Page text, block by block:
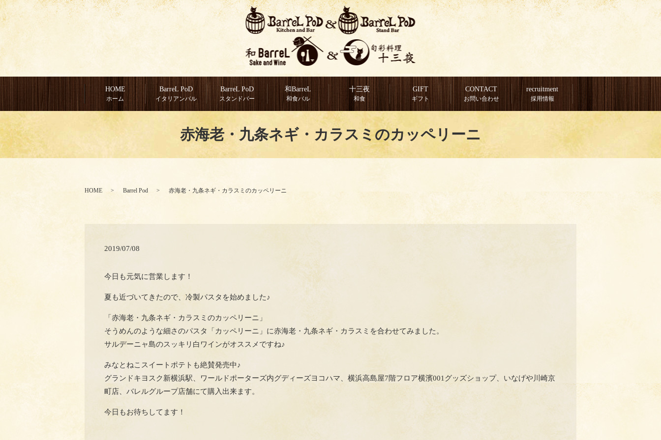
HOME
ホーム
BarreL PoD
イタリアンバル
BarreL PoD
スタンドバー
和BarreL
和食バル
十三夜
和食
GIFT
ギフト
CONTACT
お問い合わせ
recruitment
採用情報
赤海老・九条ネギ・カラスミのカッペリーニ
HOME Barrel Pod 赤海老・九条ネギ・カラスミのカッペリーニ
2019/07/08
今日も元気に営業します！
夏も近づいてきたので、冷製パスタを始めました♪
「赤海老・九条ネギ・カラスミのカッペリーニ」
そうめんのような細さのパスタ「カッペリーニ」に赤海老・九条ネギ・カラスミを合わせてみました。
サルデーニャ島のスッキリ白ワインがオススメですね♪
みなとねこスイートポテトも絶賛発売中♪
グランドキヨスク新横浜駅、ワールドポーターズ内グディーズヨコハマ、横浜高島屋7階フロア横濱001グッズショップ、いなげや川崎京
町店、バレルグループ店舗にて購入出来ます。
今日もお待ちしてます！